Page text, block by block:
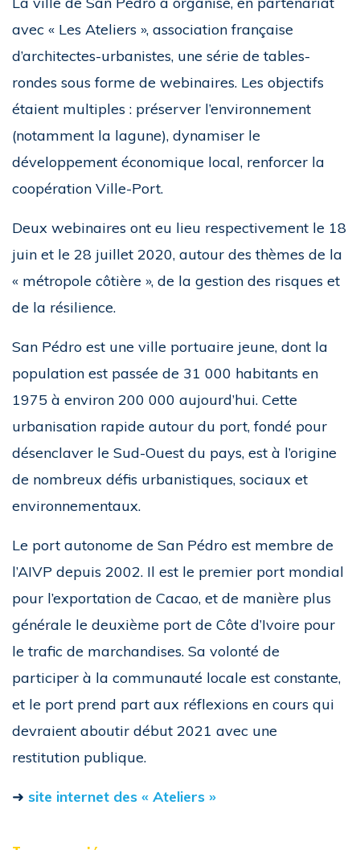
avec « Les Ateliers », association française
d’architectes-urbanistes, une série de tables-
rondes sous forme de webinaires. Les objectifs
étaient multiples : préserver l’environnement
(notamment la lagune), dynamiser le
développement économique local, renforcer la
coopération Ville-Port.
Deux webinaires ont eu lieu respectivement le 18
juin et le 28 juillet 2020, autour des thèmes de la
« métropole côtière », de la gestion des risques et
de la résilience.
San Pédro est une ville portuaire jeune, dont la
population est passée de 31 000 habitants en
1975 à environ 200 000 aujourd’hui. Cette
urbanisation rapide autour du port, fondé pour
désenclaver le Sud-Ouest du pays, est à l’origine
de nombreux défis urbanistiques, sociaux et
environnementaux.
Le port autonome de San Pédro est membre de
l’AIVP depuis 2002. Il est le premier port mondial
pour l’exportation de Cacao, et de manière plus
générale le deuxième port de Côte d’Ivoire pour
le trafic de marchandises. Sa volonté de
participer à la communauté locale est constante,
et le port prend part aux réflexions en cours qui
devraient aboutir début 2021 avec une
restitution publique.
➜ site internet des « Ateliers »